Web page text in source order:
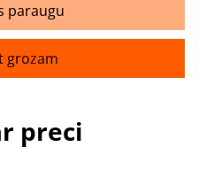
paraugu
grozam
preci